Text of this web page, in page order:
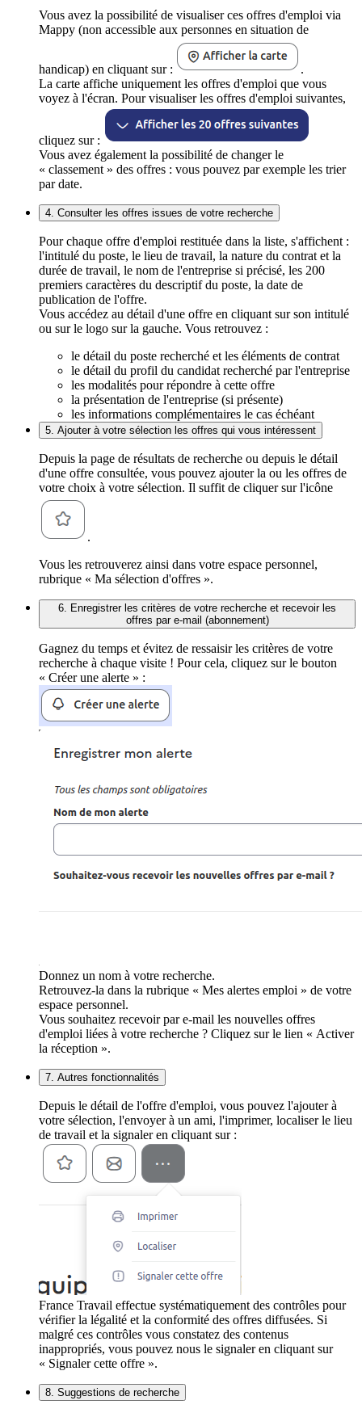
Vous avez la possibilité de visualiser ces offres d'emploi via
Mappy (non accessible aux personnes en situation de
handicap) en cliquant sur :
.
La carte affiche uniquement les offres d'emploi que vous
voyez à l'écran. Pour visualiser les offres d'emploi suivantes,
cliquez sur :
Vous avez également la possibilité de changer le
« classement » des offres : vous pouvez par exemple les trier
par date.
4. Consulter les offres issues de votre recherche
Pour chaque offre d'emploi restituée dans la liste, s'affichent :
l'intitulé du poste, le lieu de travail, la nature du contrat et la
durée de travail, le nom de l'entreprise si précisé, les 200
premiers caractères du descriptif du poste, la date de
publication de l'offre.
Vous accédez au détail d'une offre en cliquant sur son intitulé
ou sur le logo sur la gauche. Vous retrouvez :
le détail du poste recherché et les éléments de contrat
le détail du profil du candidat recherché par l'entreprise
les modalités pour répondre à cette offre
la présentation de l'entreprise (si présente)
les informations complémentaires le cas échéant
5. Ajouter à votre sélection les offres qui vous intéressent
Depuis la page de résultats de recherche ou depuis le détail
d'une offre consultée, vous pouvez ajouter la ou les offres de
votre choix à votre sélection. Il suffit de cliquer sur l'icône
.
Vous les retrouverez ainsi dans votre espace personnel,
rubrique « Ma sélection d'offres ».
6. Enregistrer les critères de votre recherche et recevoir les
offres par e-mail (abonnement)
Gagnez du temps et évitez de ressaisir les critères de votre
recherche à chaque visite ! Pour cela, cliquez sur le bouton
« Créer une alerte » :
Donnez un nom à votre recherche.
Retrouvez-la dans la rubrique « Mes alertes emploi » de votre
espace personnel.
Vous souhaitez recevoir par e-mail les nouvelles offres
d'emploi liées à votre recherche ? Cliquez sur le lien « Activer
la réception ».
7. Autres fonctionnalités
Depuis le détail de l'offre d'emploi, vous pouvez l'ajouter à
votre sélection, l'envoyer à un ami, l'imprimer, localiser le lieu
de travail et la signaler en cliquant sur :
France Travail effectue systématiquement des contrôles pour
vérifier la légalité et la conformité des offres diffusées. Si
malgré ces contrôles vous constatez des contenus
inappropriés, vous pouvez nous le signaler en cliquant sur
« Signaler cette offre ».
8. Suggestions de recherche